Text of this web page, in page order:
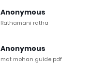
Anonymous
Rathamani ratha
Anonymous
mat mohan guide pdf